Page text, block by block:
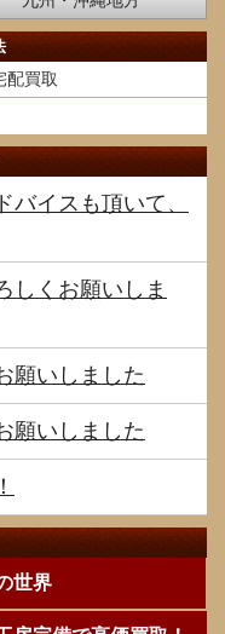
配買取
イスも頂いて、
しくお願いしま
願いしました
願いしました
世界